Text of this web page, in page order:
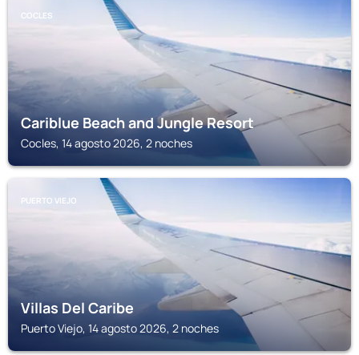
COCLES
Cariblue Beach and Jungle Resort
Cocles, 14 agosto 2026, 2 noches
PUERTO VIEJO
Villas Del Caribe
Puerto Viejo, 14 agosto 2026, 2 noches